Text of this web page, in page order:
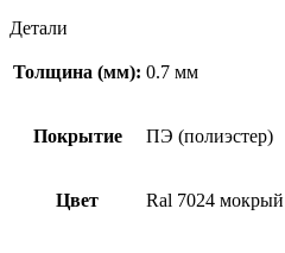
Детали
Толщина (мм): 0.7 мм
Покрытие ПЭ (полиэстер)
Цвет Ral 7024 мокрый